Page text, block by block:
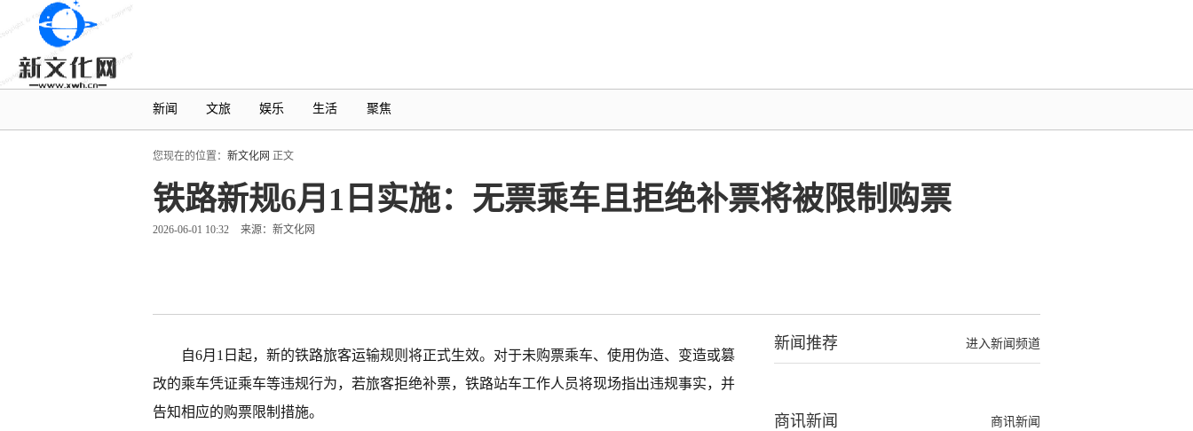
新闻 文旅 娱乐 生活 聚焦
您现在的位置： 新文化网 正文
铁路新规6月1日实施：无票乘车且拒绝补票将被限制购票
2026-06-01 10:32 来源：新文化网
自6月1日起，新的铁路旅客运输规则将正式生效。对于未购票乘车、使用伪造、变造或篡
改的乘车凭证乘车等违规行为，若旅客拒绝补票，铁路站车工作人员将现场指出违规事实，并
告知相应的购票限制措施。
进入新闻频道
新闻推荐
商讯新闻
商讯新闻